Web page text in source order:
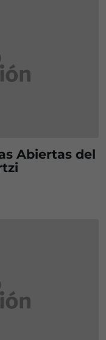
Abiertas del